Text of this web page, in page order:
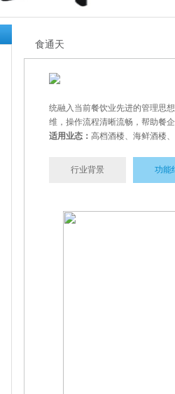
食通天
统融入当前餐饮业先进的管理思
维，操作流程清晰流畅，帮助餐
适用业态： 高档酒楼、海鲜酒楼
行业背景 功能